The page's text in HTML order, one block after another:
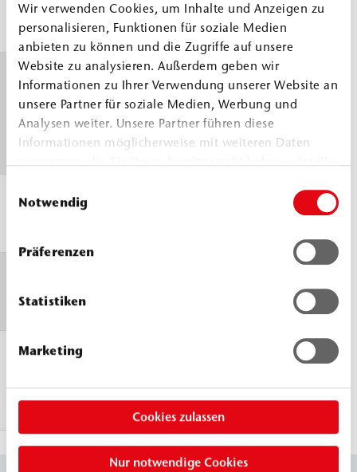
Wir verwenden Cookies, um Inhalte und Anzeigen zu
personalisieren, Funktionen für soziale Medien
anbieten zu können und die Zugriffe auf unsere
Website zu analysieren. Außerdem geben wir
Informationen zu Ihrer Verwendung unserer Website an
unsere Partner für soziale Medien, Werbung und
Analysen weiter. Unsere Partner führen diese
Informationen möglicherweise mit weiteren Daten
haben.
Notwendig
Präferenzen
Statistiken
Marketing
Cookies zulassen
Nur notwendige Cookies
B
Mischviskosität
WEBAC Prüfvorschrift angelehnt
an DIN ISO 3219
Verarbeitungstemperatur > 8
7 d, 21 °C, DIN ISO 604
(N/
E-Modul
≈
(N/